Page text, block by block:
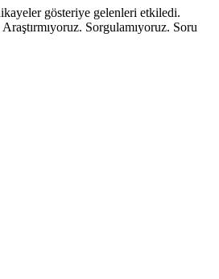
gösteriye gelenleri etkiledi.
Sorgulamıyoruz. Soru